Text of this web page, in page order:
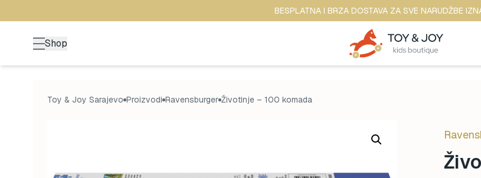
BESPLATNA I BRZA DOSTAVA ZA SVE NARUDŽBE
Shop
Toy & Joy Sarajevo Proizvodi Ravensburger Životinje – 100 komada